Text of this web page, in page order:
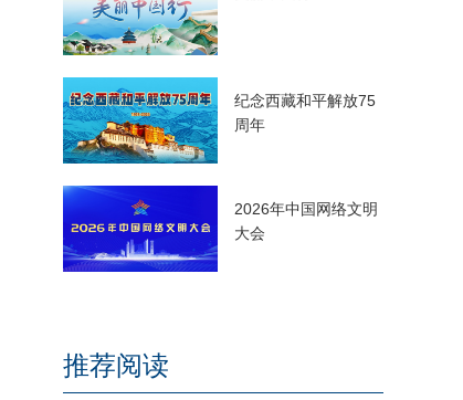
纪念西藏和平解放75
周年
2026年中国网络文明
大会
推荐阅读